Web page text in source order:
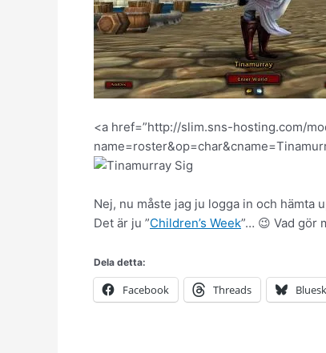
<a href=”http://slim.sns-hosting.com/
Nej, nu måste jag ju logga in och hämta
Det är ju ”Children’s Week”… 😉 Vad gör
Dela detta:
Facebook Threads